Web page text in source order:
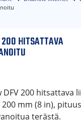
HITSATTAVA
DFV 200 hitsattava
mm (8 in),
terästä.